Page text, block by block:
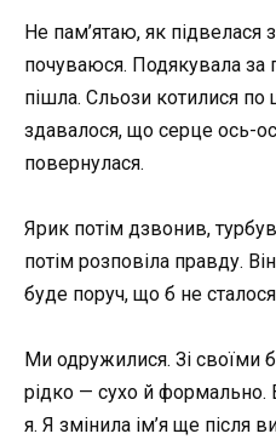
Не пам’ятаю, як підвелася
почуваюся. Подякувала за
пішла. Сльози котилися по
здавалося, що серце ось-
повернулася.
Ярик потім дзвонив,
потім розповіла правду.
буде поруч, що б не
Ми одружилися. Зі своїми
рідко — сухо й формально.
я. Я змінила ім’я ще після